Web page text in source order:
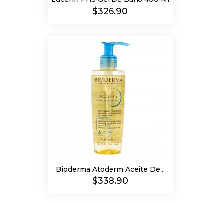
Precio
$326.90
Bioderma Atoderm Aceite De...
Precio
$338.90